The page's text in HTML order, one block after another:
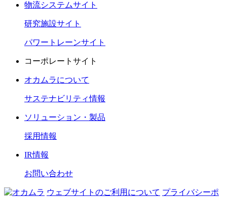
物流システムサイト
研究施設サイト
パワートレーンサイト
コーポレートサイト
オカムラについて
サステナビリティ情報
ソリューション・製品
採用情報
IR情報
お問い合わせ
ウェブサイトのご利用について プライバシーポ